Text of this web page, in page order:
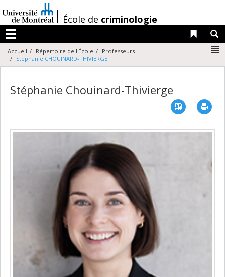
au
contenu
/École de criminologie
Menu
Liens
Accueil Répertoire de l'École
Professeurs
Stéphanie CHOUINARD-THIVIERGE
Stéphanie Chouinard-Thivierge
Vcard